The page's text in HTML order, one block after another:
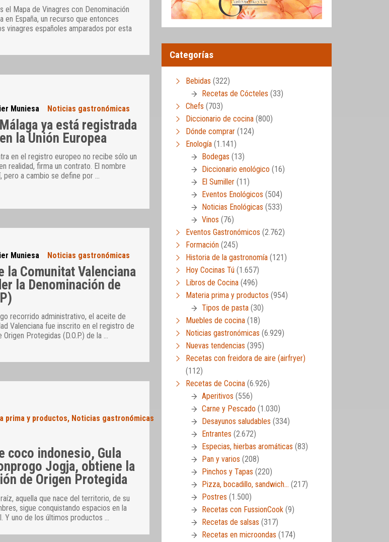
el Mapa de Vinagres con Denominación
en España, un recurso que entonces
vinagres españoles amparados por esta
Muniesa Noticias gastronómicas
ya está registrada
la Unión Europea
en el registro europeo no recibe sólo un
realidad, firma un contrato. El nombre
pero a cambio se define por …
Muniesa Noticias gastronómicas
la Comunitat Valenciana
la Denominación de
recorrido administrativo, el aceite de
Valenciana fue inscrito en el registro de
Protegidas (D.O.P.) de la …
prima y productos, Noticias gastronómicas
coco indonesio, Gula
Jogja, obtiene la
de Origen Protegida
aquella que nace del territorio, de su
sigue conquistando espacios en la
Y uno de los últimos productos
Categorías
Bebidas (322)
Recetas de Cócteles (33)
Chefs (703)
Diccionario de cocina (800)
Dónde comprar (124)
Enología (1.141)
Bodegas (13)
Diccionario enológico (16)
El Sumiller (11)
Eventos Enológicos (504)
Noticias Enológicas (533)
Vinos (76)
Eventos Gastronómicos (2.762)
Formación (245)
Historia de la gastronomía (121)
Hoy Cocinas Tú (1.657)
Libros de Cocina (496)
Materia prima y productos (954)
Tipos de pasta (30)
Muebles de cocina (18)
Noticias gastronómicas (6.929)
Nuevas tendencias (395)
Recetas con freidora de aire (airfryer)
(112)
Recetas de Cocina (6.926)
Aperitivos (556)
Carne y Pescado (1.030)
Desayunos saludables (334)
Entrantes (2.672)
Especias, hierbas aromáticas (83)
Pan y varios (208)
Pinchos y Tapas (220)
Pizza, bocadillo, sandwich… (217)
Postres (1.500)
Recetas con FussionCook (9)
Recetas de salsas (317)
Recetas en microondas (174)